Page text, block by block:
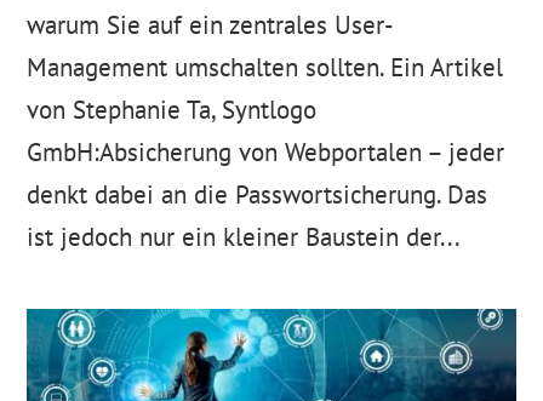
warum Sie auf ein zentrales User-
Management umschalten sollten. Ein Artikel
von Stephanie Ta, Syntlogo
GmbH:Absicherung von Webportalen – jeder
denkt dabei an die Passwortsicherung. Das
ist jedoch nur ein kleiner Baustein der...